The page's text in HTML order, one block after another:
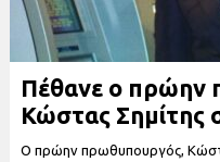
Πέθανε ο πρώην
Κώστας Σημίτης
Ο πρώην πρωθυπουργός,